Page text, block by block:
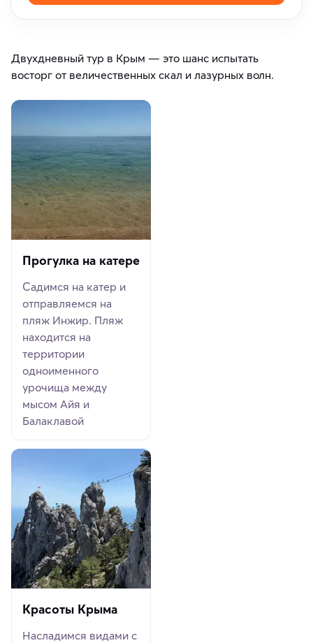
Двухдневный тур в Крым — это шанс испытать
восторг от величественных скал и лазурных волн.
Прогулка на катере
Садимся на катер и
отправляемся на
пляж Инжир. Пляж
находится на
территории
одноименного
урочища между
мысом Айя и
Балаклавой
Красоты Крыма
Насладимся видами с